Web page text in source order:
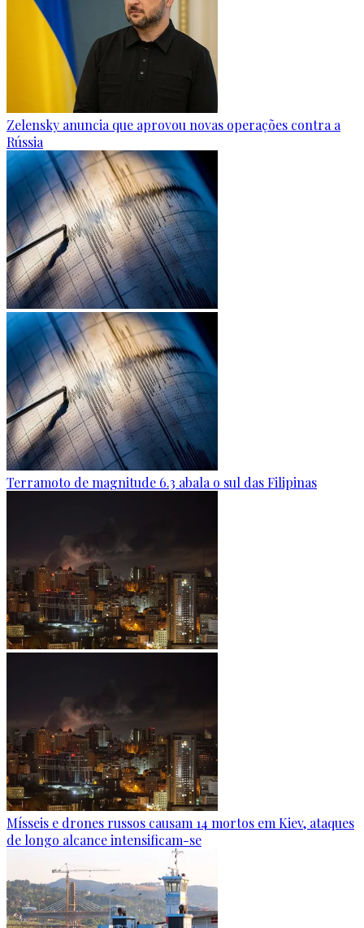
Zelensky anuncia que aprovou novas operações contra a
Rússia
Terramoto de magnitude 6.3 abala o sul das Filipinas
Mísseis e drones russos causam 14 mortos em Kiev, ataques
de longo alcance intensificam-se